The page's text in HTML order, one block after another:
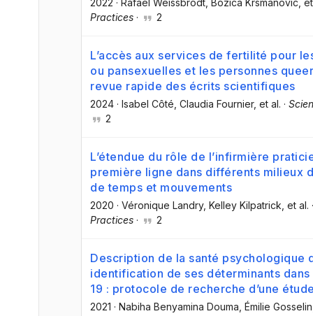
Practices · 2
L’accès aux services de fertilité pour
ou pansexuelles et les personnes
revue rapide des écrits scientifiques
2024 · Isabel Côté , Claudia Fournier, et al. ·
2
L’étendue du rôle de l’infirmière
première ligne dans différents milieux
de temps et mouvements
2020 · Véronique Landry, Kelley Kilpatrick , et al.
Practices · 2
Description de la santé psychologique
identification de ses déterminants
19 : protocole de recherche d’une
2021 · Nabiha Benyamina Douma , Émilie Gosselin